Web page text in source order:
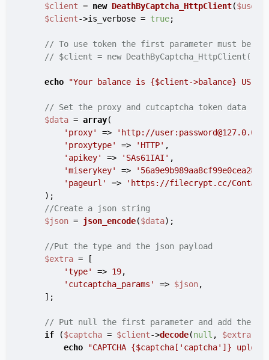
$client = new DeathByCaptcha_HttpClient(
$client->is_verbose = true;
// To use token the first parameter must be
// $client = new
echo "Your balance is {$client->balance} US
// Set the proxy and cutcaptcha token data
$data = array(
'proxy'
=>
'http://
'proxytype'
=> 'HTTP' ,
'apikey'
=> 'SAs61IAI' ,
'miserykey'
=>
'pageurl'
=>
'https://filecrypt.cc/
    );
//Create a json string
$json = json_encode($data);
//Put the type and the json payload
$extra = [
'type'
=> 19,
'cutcaptcha_params'
=> $json,
    ];
// Put null the first parameter and add the
if ($captcha = $client->decode(null , $extra
echo
"CAPTCHA {$captcha['captcha']}